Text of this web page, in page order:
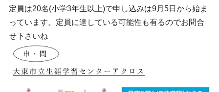
定員は20名(小学3年生以上)で申し込みは9月5日から始ま
っています。定員に達している可能性も有るのでお問合
せ下さいね